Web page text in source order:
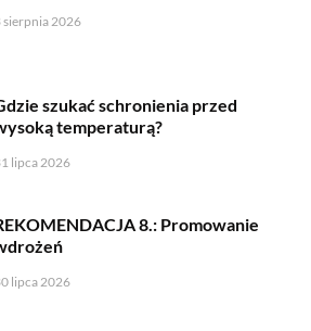
sierpnia 2026
szukać schronienia przed
temperaturą?
lipca 2026
8.: Promowanie
lipca 2026